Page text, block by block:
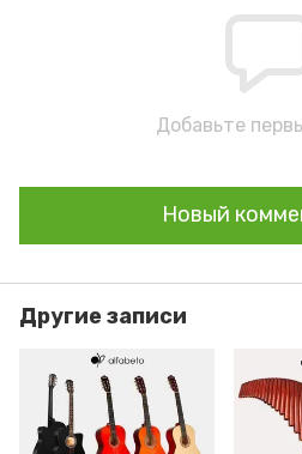
Добавьте
Новый
Другие записи